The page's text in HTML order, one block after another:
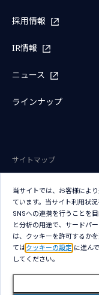
採用情報
IR情報
ニュース
ラインナップ
サイトマップ
アクセシビリティポリシー
クッキー（Cookie）プリ
ス
当サイトでは、お客様によ
ています。当サイト利用状
SNSへの連携を行うことを
と分析の用途で、サードパ
は、クッキーを許可するか
ては クッキーの設定 に進ん
してください。